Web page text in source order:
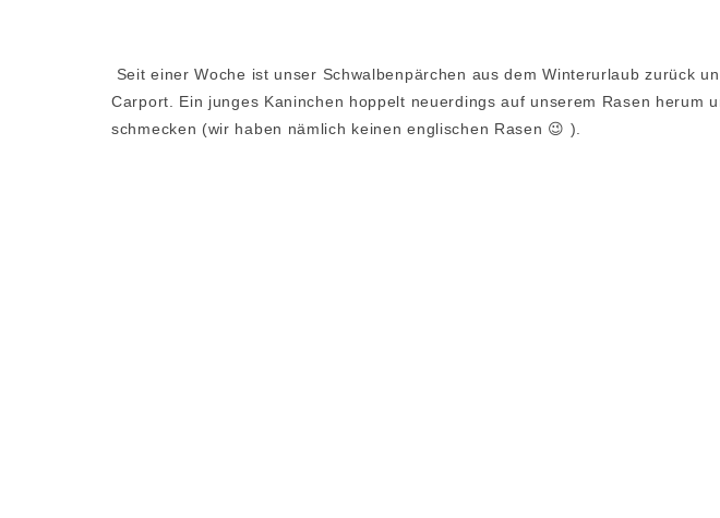
Seit einer Woche ist unser Schwalbenpärchen aus dem Winterurlaub zurück
Carport. Ein junges Kaninchen hoppelt neuerdings auf unserem Rasen herum
schmecken (wir haben nämlich keinen englischen Rasen 😉 ).